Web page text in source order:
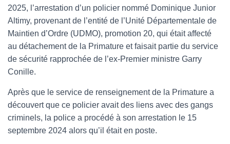
2025, l’arrestation d’un policier nommé Dominique Junior
Altimy, provenant de l’entité de l’Unité Départementale de
Maintien d’Ordre (UDMO), promotion 20, qui était affecté
au détachement de la Primature et faisait partie du service
de sécurité rapprochée de l’ex-Premier ministre Garry
Conille.
Après que le service de renseignement de la Primature a
découvert que ce policier avait des liens avec des gangs
criminels, la police a procédé à son arrestation le 15
septembre 2024 alors qu’il était en poste.